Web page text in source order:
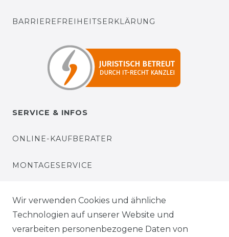
BARRIEREFREIHEITSERKLÄRUNG
SERVICE & INFOS
ONLINE-KAUFBERATER
MONTAGESERVICE
BEZAHLUNG
Wir verwenden Cookies und ähnliche
Technologien auf unserer Website und
verarbeiten personenbezogene Daten von